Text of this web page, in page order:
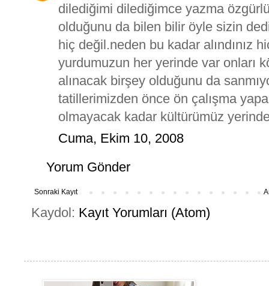
dilediğimi dilediğimce yazma
olduğunu da bilen bilir öyle sizin
hiç değil.neden bu kadar alındınız
yurdumuzun her yerinde var onları
alınacak birşey olduğunu da
tatillerimizden önce ön çalışma
olmayacak kadar kültürümüz
Cuma, Ekim 10, 2008
Yorum Gönder
Sonraki Kayıt
Kaydol: Kayıt Yorumları (Atom)